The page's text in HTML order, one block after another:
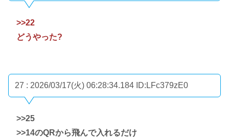
>>22
どうやった?
27 : 2026/03/17(火) 06:28:34.184 ID:LFc379zE0
>>25
>>14のQRから飛んで入れるだけ